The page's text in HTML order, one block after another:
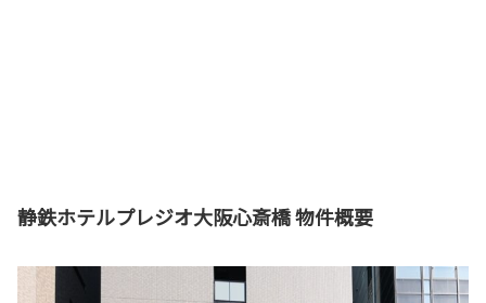
静鉄ホテルプレジオ大阪心斎橋 物件概要